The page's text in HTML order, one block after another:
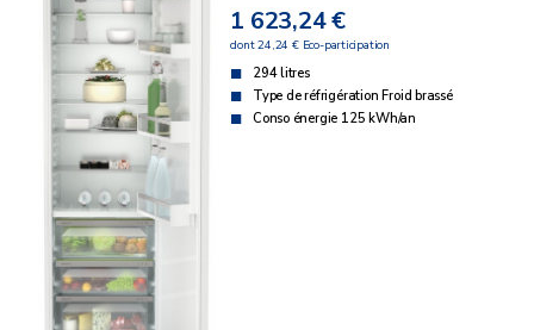
1 623,24 €
dont 24,24 € Eco-participation
294 litres
Type de réfrigération Froid brassé
Conso énergie 125 kWh/an